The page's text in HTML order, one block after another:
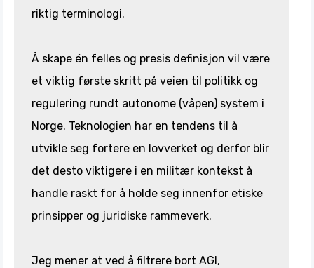
riktig terminologi.
Å skape én felles og presis definisjon vil være
et viktig første skritt på veien til politikk og
regulering rundt autonome (våpen) system i
Norge. Teknologien har en tendens til å
utvikle seg fortere en lovverket og derfor blir
det desto viktigere i en militær kontekst å
handle raskt for å holde seg innenfor etiske
prinsipper og juridiske rammeverk.
Jeg mener at ved å filtrere bort AGI,